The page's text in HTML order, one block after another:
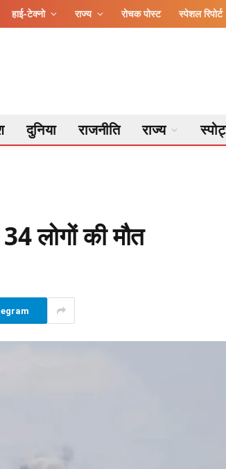
हाई-टेक्नो राज्य रोचक पोस्ट स्पेशल रिपोर्ट
दुनिया राजनीति राज्य
लोगों की मौत